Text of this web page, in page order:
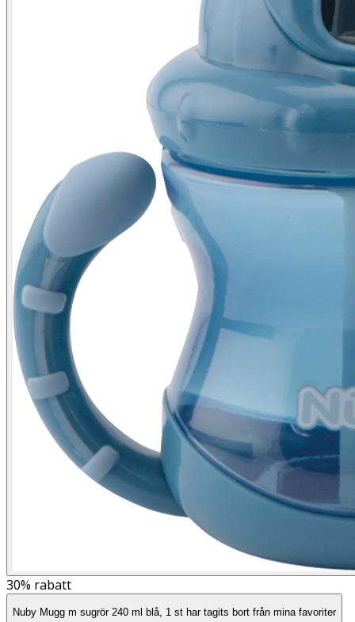
30% rabatt
Nuby Mugg m sugrör 240 ml blå, 1 st har tagits bort från mina favoriter